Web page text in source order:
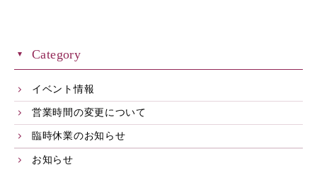
Category
イベント情報
営業時間の変更について
臨時休業のお知らせ
お知らせ